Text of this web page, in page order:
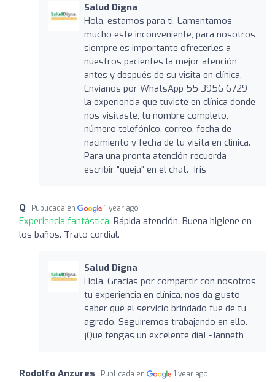
Salud Digna
Hola, estamos para ti. Lamentamos
mucho este inconveniente, para nosotros
siempre es importante ofrecerles a
nuestros pacientes la mejor atención
antes y después de su visita en clínica.
Envíanos por WhatsApp 55 3956 6729
la experiencia que tuviste en clínica donde
nos visitaste, tu nombre completo,
número telefónico, correo, fecha de
nacimiento y fecha de tu visita en clínica.
Para una pronta atención recuerda
escribir "queja" en el chat.- Iris
Q Publicada en 1 year ago
Experiencia fantástica: Rápida atención. Buena higiene en
los baños. Trato cordial.
Salud Digna
Hola. Gracias por compartir con nosotros
tu experiencia en clínica, nos da gusto
saber que el servicio brindado fue de tu
agrado. Seguiremos trabajando en ello.
¡Que tengas un excelente día! -Janneth
Rodolfo Anzures Publicada en 1 year ago